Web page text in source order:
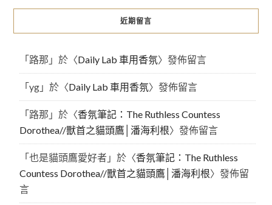
近期留言
「路那 」於〈Daily Lab 車用香氛〉發佈留言
「yg」於〈Daily Lab 車用香氛〉發佈留言
「路那 」於〈香氛筆記：The Ruthless Countess
Dorothea//獸首之貓頭鷹│潘海利根〉發佈留言
「也是貓頭鷹愛好者」於〈香氛筆記：The Ruthless
Countess Dorothea//獸首之貓頭鷹│潘海利根〉發佈留
言